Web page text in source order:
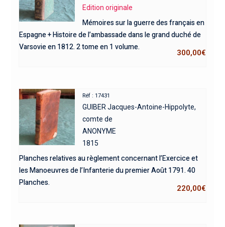
Edition originale
Mémoires sur la guerre des français en
Espagne + Histoire de l’ambassade dans le grand duché de
Varsovie en 1812. 2 tome en 1 volume.
300,00€
Réf : 17431
GUIBER Jacques-Antoine-Hippolyte,
comte de
ANONYME
1815
Planches relatives au règlement concernant l’Exercice et
les Manoeuvres de l’Infanterie du premier Août 1791. 40
Planches.
220,00€